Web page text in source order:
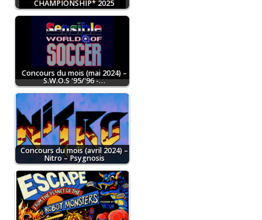
CHAMPIONSHIP* 2025
Concours du mois (mai 2024) –
S.W.O.S '95/'96 -…
Concours du mois (avril 2024) –
Nitro – Psygnosis